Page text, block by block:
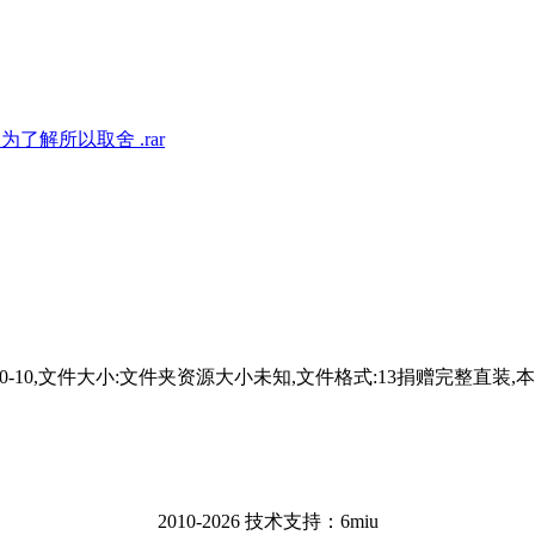
了解所以取舍 .rar
10,文件大小:文件夹资源大小未知,文件格式:13捐赠完整直
2010-2026 技术支持：6miu